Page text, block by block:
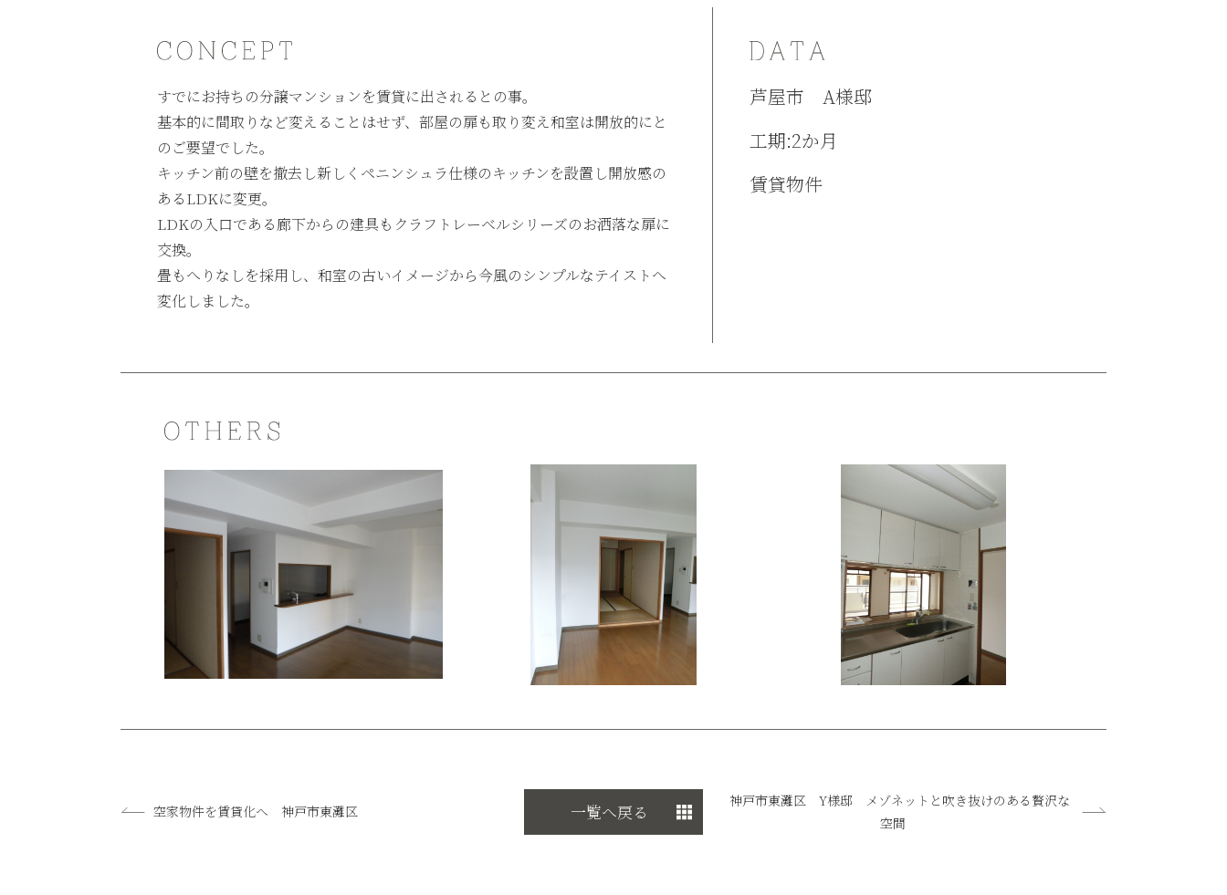
すでにお持ちの分譲マンションを賃貸に出されるとの事。
基本的に間取りなど変えることはせず、部屋の扉も取り変え和室は開放的にと
のご要望でした。
キッチン前の壁を撤去し新しくペニンシュラ仕様のキッチンを設置し開放感の
あるLDKに変更。
LDKの入口である廊下からの建具もクラフトレーベルシリーズのお洒落な扉に
交換。
畳もへりなしを採用し、和室の古いイメージから今風のシンプルなテイストへ
変化しました。
芦屋市 A様邸
工期:2か月
賃貸物件
空家物件を賃貸化へ 神戸市東灘区 一覧へ戻る
神戸市東灘区 Y様邸 メゾネットと吹き抜けのある贅沢な
空間